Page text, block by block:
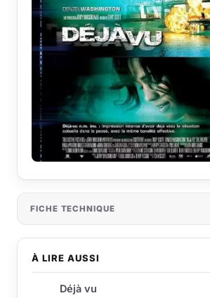
À LIRE AUSSI
Déjà vu
FICHE TECHNIQUE